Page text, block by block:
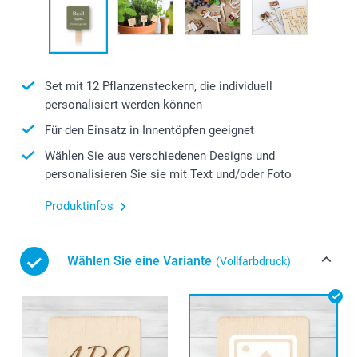
Set mit 12 Pflanzensteckern, die individuell
personalisiert werden können
Für den Einsatz in Innentöpfen geeignet
Wählen Sie aus verschiedenen Designs und
personalisieren Sie sie mit Text und/oder Foto
Produktinfos
Wählen Sie eine Variante (Vollfarbdruck)